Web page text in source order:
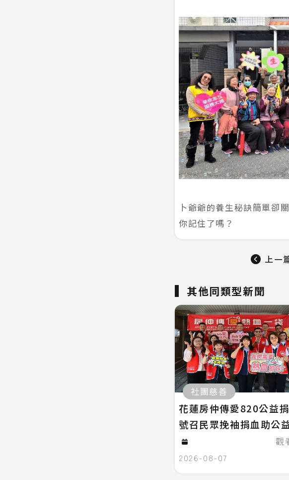
卜爺爺的養生秘訣簡單卻
你記住了嗎？
上一
其他同類型新聞
社團慈善
花蓮房仲傳愛820公益
號召民眾挽袖捐血助公
2026-08-07
觀